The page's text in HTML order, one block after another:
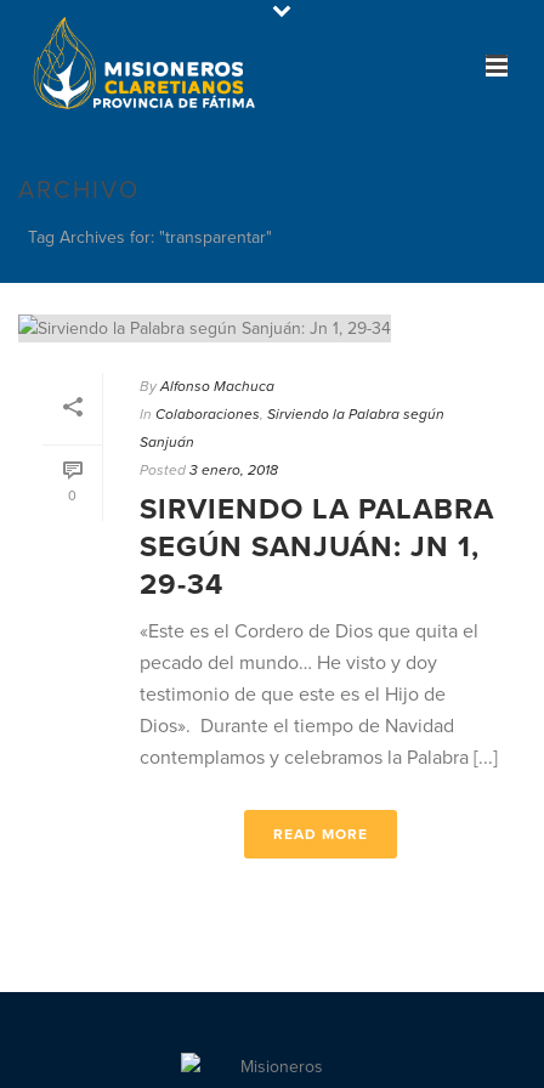
ARCHIVO
Tag Archives for: "transparentar"
0
By Alfonso Machuca
In Colaboraciones, Sirviendo la Palabra según
Sanjuán
Posted 3 enero, 2018
SIRVIENDO LA PALABRA
SEGÚN SANJUÁN: JN 1,
29-34
«Este es el Cordero de Dios que quita el
pecado del mundo… He visto y doy
testimonio de que este es el Hijo de
Dios». Durante el tiempo de Navidad
contemplamos y celebramos la Palabra [...]
READ MORE